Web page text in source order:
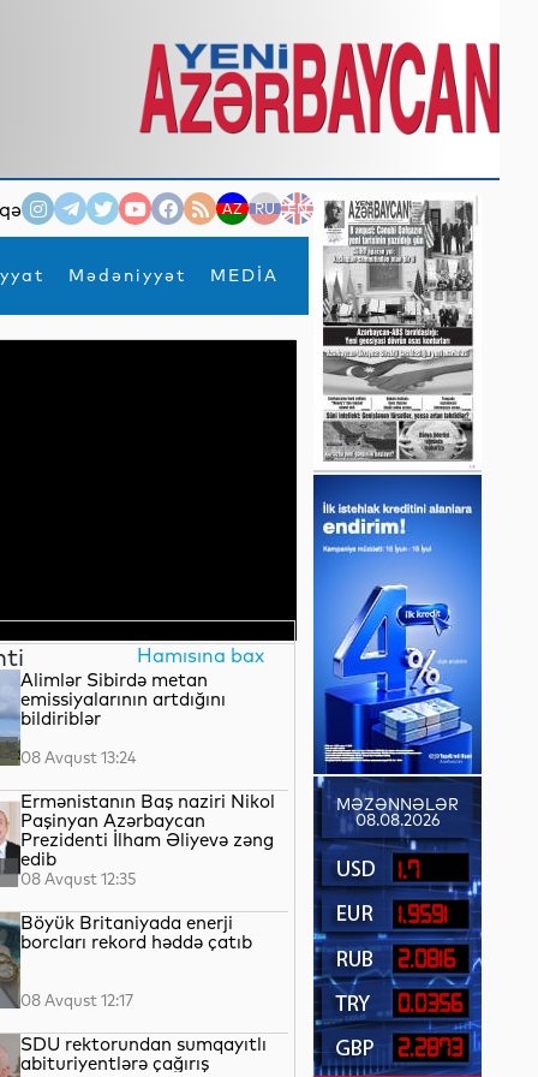
AZ RU EN
Mədəniyyət MEDİA
×
Hamısına bax
Alimlər Sibirdə metan
emissiyalarının artdığını
bildiriblər
08 Avqust 13:24
Ermənistanın Baş naziri Nikol
Paşinyan Azərbaycan
Prezidenti İlham Əliyevə zəng
edib
08 Avqust 12:35
Böyük Britaniyada enerji
borcları rekord həddə çatıb
08 Avqust 12:17
SDU rektorundan sumqayıtlı
abituriyentlərə çağırış
MƏZƏNNƏLƏR
08.08.2026
1.7
1.9591
2.0816
0.0356
2.2873